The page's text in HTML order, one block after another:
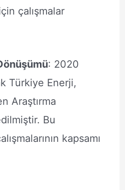
çalışmalar
: 2020
Türkiye Enerji,
Araştırma
Bu
kapsamı